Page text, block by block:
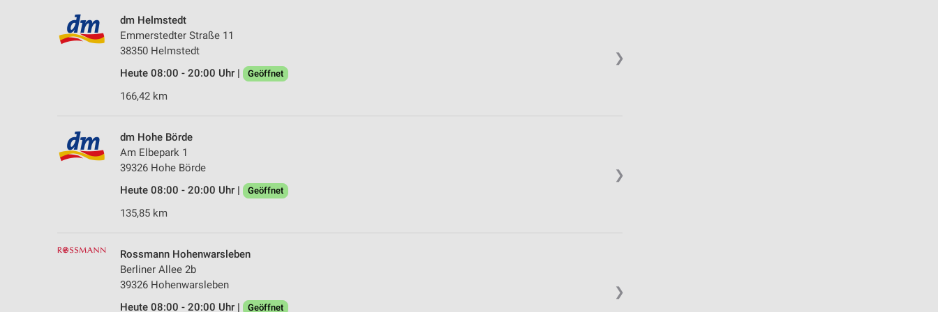
❯
dm Helmstedt
Emmerstedter Straße 11
38350 Helmstedt
Heute 08:00 - 20:00 Uhr |
Geöffnet
166,42 km
❯
dm Hohe Börde
Am Elbepark 1
39326 Hohe Börde
Heute 08:00 - 20:00 Uhr |
Geöffnet
135,85 km
❯
Rossmann Hohenwarsleben
Berliner Allee 2b
39326 Hohenwarsleben
Heute 08:00 - 20:00 Uhr |
Geöffnet